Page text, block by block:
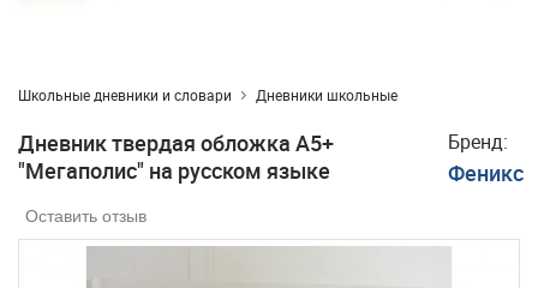
Школьные дневники и словари Дневники школьные
Дневник твердая обложка А5+
"Мегаполис" на русском языке
Бренд:
Феникс
Оставить отзыв